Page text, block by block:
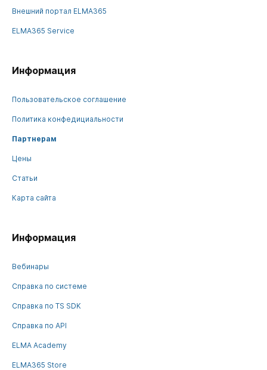
Внешний портал ELMA365
ELMA365 Service
Информация
Пользовательское соглашение
Политика конфедициальности
Партнерам
Цены
Статьи
Карта сайта
Информация
Вебинары
Справка по системе
Справка по TS SDK
Справка по API
ELMA Academy
ELMA365 Store